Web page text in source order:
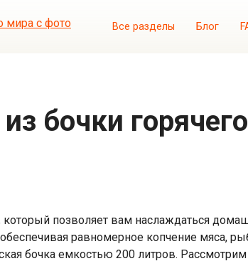
Все разделы Блог
который позволяет вам наслаждаться
равномерное копчение мяса,
бочка емкостью 200 литров.